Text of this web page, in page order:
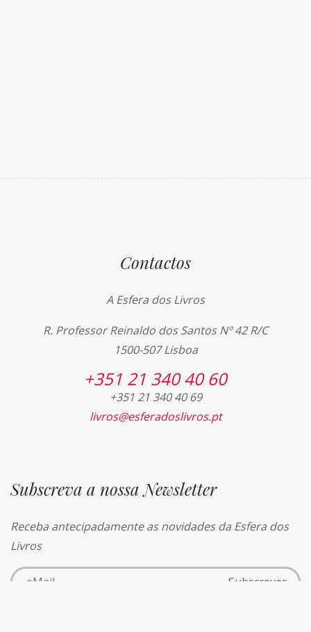
Contactos
A Esfera dos Livros
R. Professor Reinaldo dos Santos Nº 42 R/C
1500-507 Lisboa
+351 21 340 40 60
+351 21 340 40 69
livros@esferadoslivros.pt
Subscreva a nossa Newsletter
Receba antecipadamente as novidades da Esfera dos
Livros